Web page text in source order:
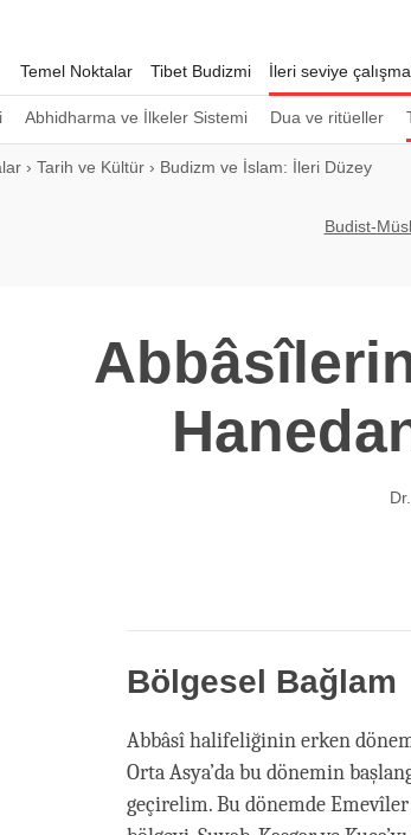
Temel Noktalar Tibet Budizmi İleri seviye
Abhidharma ve İlkeler Sistemi Dua ve ritüeller
› Tarih ve Kültür › Budizm ve İslam: İleri Düzey
Budist-
Bölgesel Bağlam
Abbâsî halifeliğinin erken
Orta Asya’da bu dönemin
geçirelim. Bu dönemde